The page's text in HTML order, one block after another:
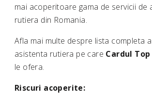
mai acoperitoare gama de servicii de
rutiera din Romania.
Afla mai multe despre lista completa a
asistenta rutiera pe care Cardul
le ofera.
Riscuri acoperite: